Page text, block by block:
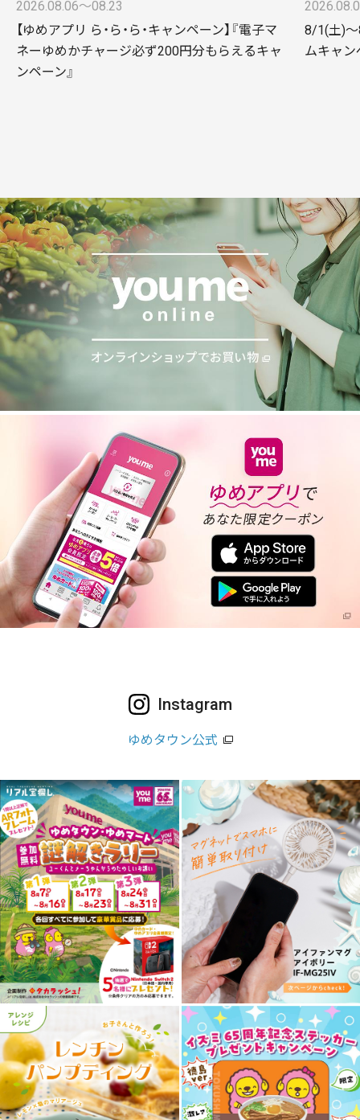
2026.08.06〜08.23
【ゆめアプリ ら・ら・ら・キャンペーン】『電子マ
ネーゆめかチャージ必ず200円分もらえるキャ
ンペーン』
8/1(土)
ムキャン
Instagram
ゆめタウン公式